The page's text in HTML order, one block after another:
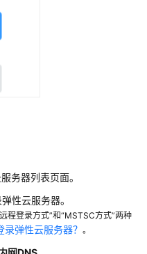
务器列表页面。
性云服务器。
程登录方式”和“MSTSC方式”两种
录弹性云服务器？ 。